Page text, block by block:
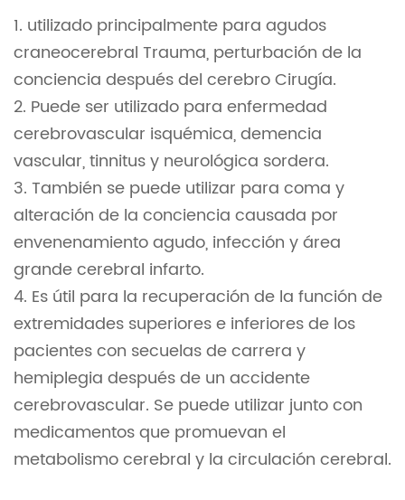
1. utilizado principalmente para agudos
craneocerebral Trauma, perturbación de la
conciencia después del cerebro Cirugía.
2. Puede ser utilizado para enfermedad
cerebrovascular isquémica, demencia
vascular, tinnitus y neurológica sordera.
3. También se puede utilizar para coma y
alteración de la conciencia causada por
envenenamiento agudo, infección y área
grande cerebral infarto.
4. Es útil para la recuperación de la función de
extremidades superiores e inferiores de los
pacientes con secuelas de carrera y
hemiplegia después de un accidente
cerebrovascular. Se puede utilizar junto con
medicamentos que promuevan el
metabolismo cerebral y la circulación cerebral.